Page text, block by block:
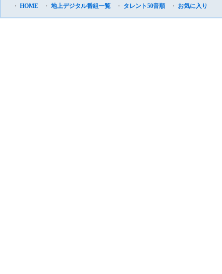
・ HOME ・ 地上デジタル番組一覧 ・ タレント50音順 ・ お気に入り